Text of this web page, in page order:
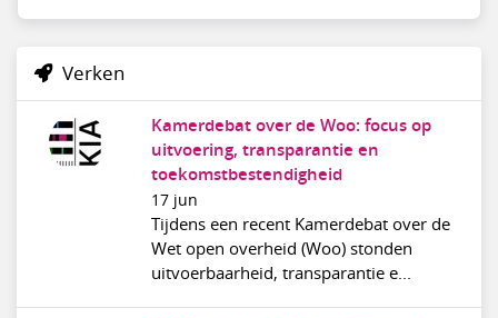
Verken
Kamerdebat over de Woo: focus op
uitvoering, transparantie en
toekomstbestendigheid
17 jun
Tijdens een recent Kamerdebat over de
Wet open overheid (Woo) stonden
uitvoerbaarheid, transparantie e...